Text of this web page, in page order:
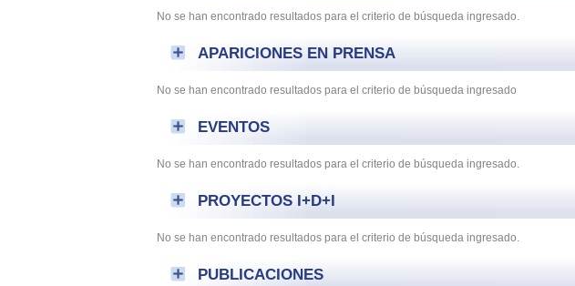
No se han encontrado resultados para el criterio de búsqueda ingresado.
APARICIONES EN PRENSA
No se han encontrado resultados para el criterio de búsqueda ingresado
EVENTOS
No se han encontrado resultados para el criterio de búsqueda ingresado.
PROYECTOS I+D+I
No se han encontrado resultados para el criterio de búsqueda ingresado.
PUBLICACIONES